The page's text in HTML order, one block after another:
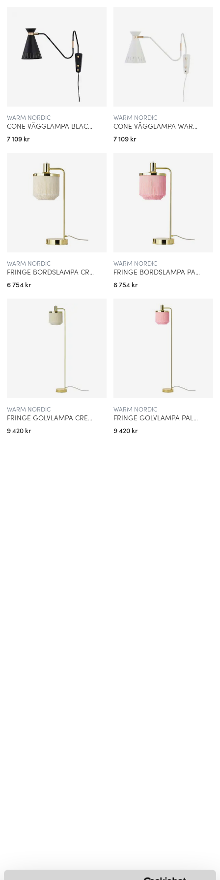
WARM NORDIC
CONE VÄGGLAMPA BLACK NOIR
7 109 kr
WARM NORDIC
CONE VÄGGLAMPA WARM WHITE
7 109 kr
WARM NORDIC
FRINGE BORDSLAMPA CREAM WHITE
6 754 kr
WARM NORDIC
FRINGE BORDSLAMPA PALE PINK
6 754 kr
WARM NORDIC
FRINGE GOLVLAMPA CREAM WHITE
9 420 kr
WARM NORDIC
FRINGE GOLVLAMPA PALE PINK
9 420 kr